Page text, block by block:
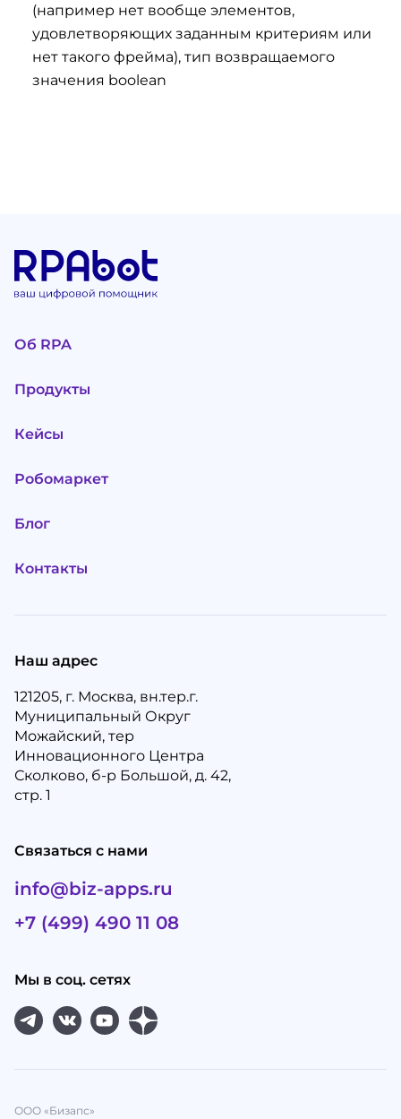
(например нет вообще элементов,
удовлетворяющих заданным критериям или
нет такого фрейма), тип возвращаемого
значения boolean
Об RPA
Продукты
Кейсы
Робомаркет
Блог
Контакты
ООО «Бизапс»
Наш адрес
121205, г. Москва, вн.тер.г.
Муниципальный Округ
Можайский, тер
Инновационного Центра
Сколково, б-р Большой, д. 42,
стр. 1
Связаться с нами
info@biz-apps.ru
+7 (499) 490 11 08
Мы в соц. сетях